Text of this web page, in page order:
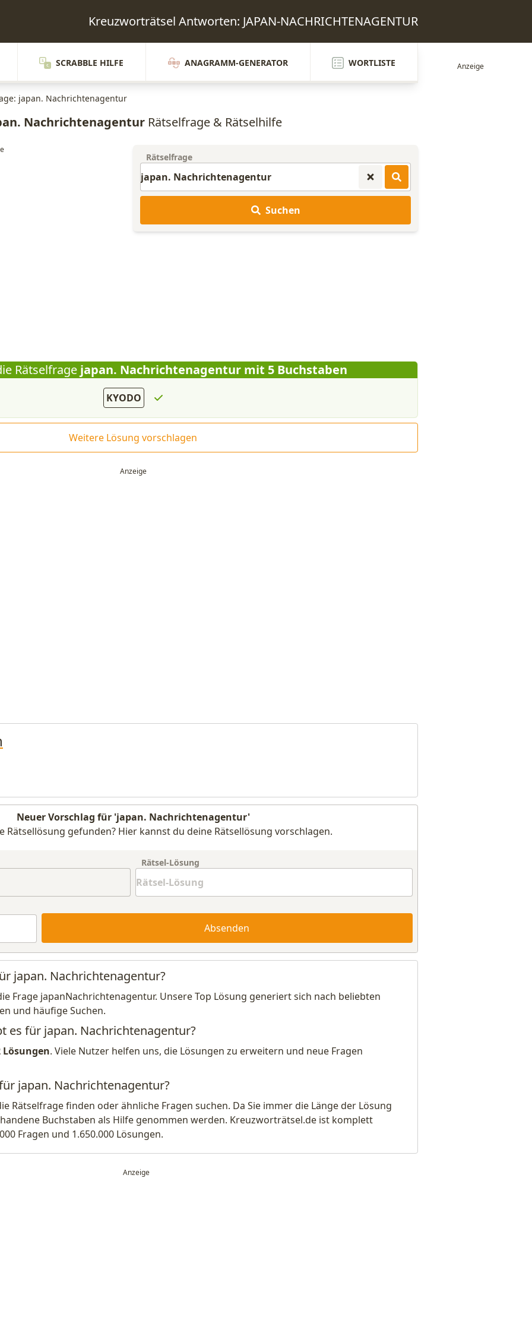
Kreuzworträtsel Antworten: JAPAN-NACHRICHTENAGENTUR
SCRABBLE HILFE ANAGRAMM-GENERATOR WORTLISTE
japan. Nachrichtenagentur
Nachrichtenagentur Rätselfrage & Rätselhilfe
Rätselfrage
Suchen
Rätselfragejapan. Nachrichtenagentur mit 5 Buchstaben
KYODO
Weitere Lösung vorschlagen
Neuer Vorschlag für 'japan. Nachrichtenagentur'
Rätsellösung gefunden? Hier kannst du deine Rätsellösung vorschlagen.
Rätsel-Lösung
Absenden
japan. Nachrichtenagentur?
Frage japanNachrichtenagentur. Unsere Top Lösung generiert sich nach beliebten
und häufige Suchen.
es für japan. Nachrichtenagentur?
Lösungen. Viele Nutzer helfen uns, die Lösungen zu erweitern und neue Fragen
japan. Nachrichtenagentur?
Rätselfrage finden oder ähnliche Fragen suchen. Da Sie immer die Länge der Lösung
Buchstaben als Hilfe genommen werden. Kreuzworträtsel.de ist komplett
Fragen und 1.650.000 Lösungen.